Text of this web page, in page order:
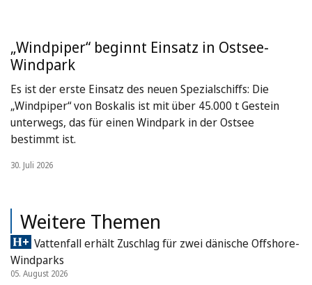
„Windpiper“ beginnt Einsatz in Ostsee-
Windpark
Es ist der erste Einsatz des neuen Spezialschiffs: Die
„Windpiper“ von Boskalis ist mit über 45.000 t Gestein
unterwegs, das für einen Windpark in der Ostsee
bestimmt ist.
30. Juli 2026
Weitere Themen
Vattenfall erhält Zuschlag für zwei dänische Offshore-
Windparks
05. August 2026